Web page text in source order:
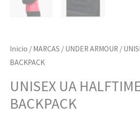
Inicio / MARCAS / UNDER ARMOUR /
BACKPACK
UNISEX UA
BACKPACK